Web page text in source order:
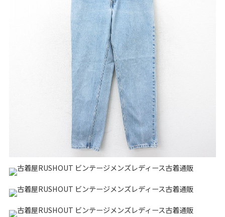
リーバイス ラッセル・アスレ
チック
カ行 サ行
ハ行 マ行
アイテムから探す
スウェット
長袖シャツ 半袖シャツ Tシャツ
パンツ レディース 子供服
雑貨/小物